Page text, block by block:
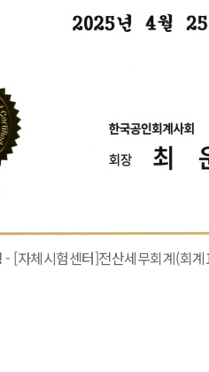
- [자체시험센터]전산세무회계(회